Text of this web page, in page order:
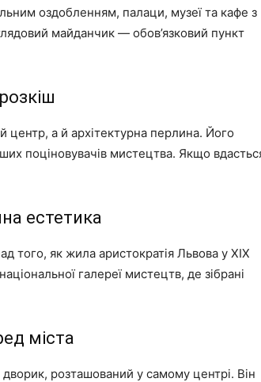
оздобленням, палаци, музеї та кафе з
майданчик — обов’язковий пункт
а й архітектурна перлина. Його
поціновувачів мистецтва. Якщо
естетика
того, як жила аристократія Львова у XIX
галереї мистецтв, де зібрані
міста
розташований у самому центрі. Він